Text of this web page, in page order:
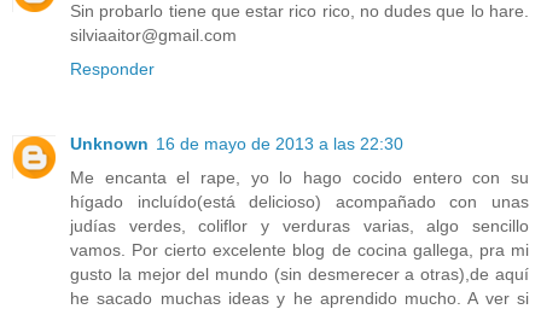
Sin probarlo tiene que estar rico rico, no dudes que lo hare.
silviaaitor@gmail.com
Responder
Unknown 16 de mayo de 2013 a las 22:30
Me encanta el rape, yo lo hago cocido entero con su
hígado incluído(está delicioso) acompañado con unas
judías verdes, coliflor y verduras varias, algo sencillo
vamos. Por cierto excelente blog de cocina gallega, pra mi
gusto la mejor del mundo (sin desmerecer a otras),de aquí
he sacado muchas ideas y he aprendido mucho. A ver si